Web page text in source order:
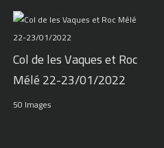
Col de les Vaques et Roc
Mélé 22-23/01/2022
50 Images